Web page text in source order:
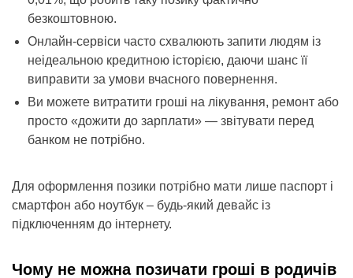
безкоштовною.
Онлайн-сервіси часто схвалюють запити людям із
неідеальною кредитною історією, даючи шанс її
виправити за умови вчасного повернення.
Ви можете витратити гроші на лікування, ремонт або
просто «дожити до зарплати» — звітувати перед
банком не потрібно.
Для оформлення позики потрібно мати лише паспорт і
смартфон або ноутбук – будь-який девайс із
підключенням до інтернету.
Чому не можна позичати гроші в родичів